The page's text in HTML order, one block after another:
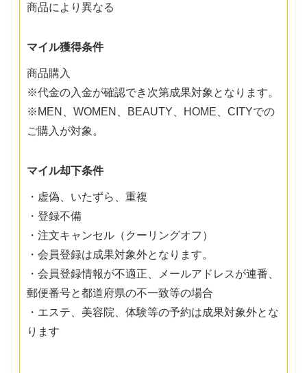
商品により異なる
マイル獲得条件
商品購入
※代金の入金が確認でき次第成果対象となります。
※MEN、WOMEN、BEAUTY、HOME、CITYでの
ご購入が対象。
マイル却下条件
・虚偽、いたずら、重複
・登録不備
・注文キャンセル（クーリングオフ）
・会員登録は成果対象外となります。
・会員登録情報が不適正、メールアドレスが連番、
郵便番号と都道府県の不一致等の場合
・エステ、美容院、体験等の予約は成果対象外とな
ります